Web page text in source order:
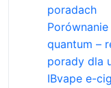
poradach
quantum –
porady dla
IBvape e-